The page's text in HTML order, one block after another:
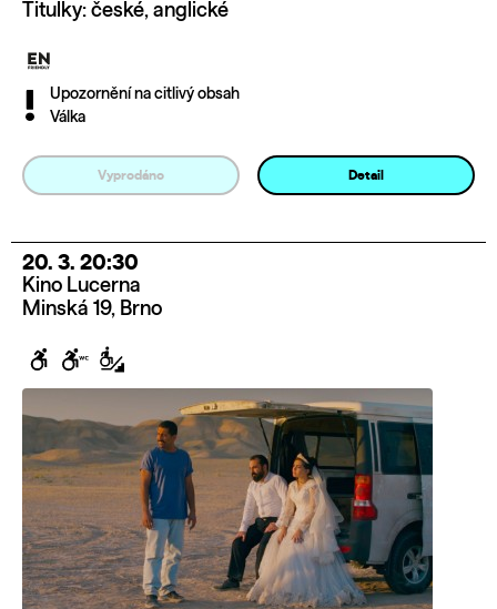
Titulky: české, anglické
Upozornění na citlivý obsah
Válka
Vyprodáno Detail
20. 3. 20:30
Kino Lucerna
Minská 19, Brno